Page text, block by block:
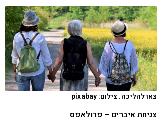
צאו להליכה. צילום: pixabay
צניחת איברים – פרולאפס